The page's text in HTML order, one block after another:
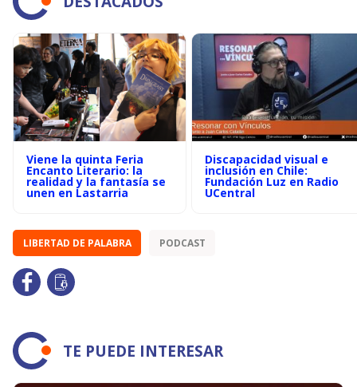
Viene la quinta Feria
Encanto Literario: la
realidad y la fantasía se
unen en Lastarria
Discapacidad visual e
inclusión en Chile:
Fundación Luz en Radio
UCentral
LIBERTAD DE PALABRA PODCAST
TE PUEDE INTERESAR